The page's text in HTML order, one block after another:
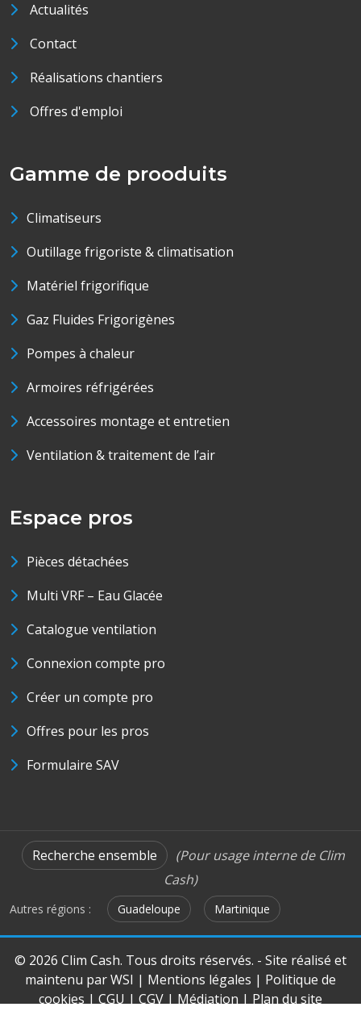
Actualités
Contact
Réalisations chantiers
Offres d'emploi
Gamme de prooduits
Climatiseurs
Outillage frigoriste & climatisation
Matériel frigorifique
Gaz Fluides Frigorigènes
Pompes à chaleur
Armoires réfrigérées
Accessoires montage et entretien
Ventilation & traitement de l’air
Espace pros
Pièces détachées
Multi VRF – Eau Glacée
Catalogue ventilation
Connexion compte pro
Créer un compte pro
Offres pour les pros
Formulaire SAV
Recherche ensemble
(Pour usage interne de Clim
Cash)
Autres régions : Guadeloupe Martinique
© 2026 Clim Cash. Tous droits réservés. - Site réalisé et
maintenu parWSI | Mentions légales | Politique de
cookies | CGU | CGV | Médiation | Plan du site